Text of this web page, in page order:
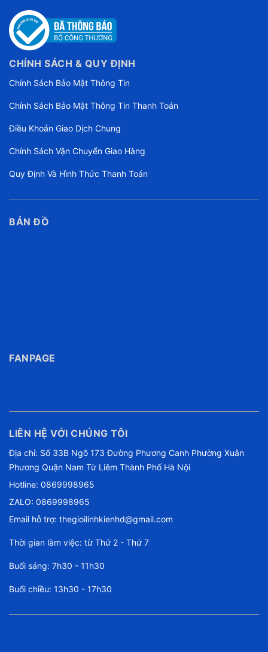
CHÍNH SÁCH & QUY ĐỊNH
Chính Sách Bảo Mật Thông Tin
Chính Sách Bảo Mật Thông Tin Thanh Toán
Điều Khoản Giao Dịch Chung
Chính Sách Vận Chuyển Giao Hàng
Quy Định Và Hình Thức Thanh Toán
BẢN ĐỒ
FANPAGE
LIÊN HỆ VỚI CHÚNG TÔI
Địa chỉ: Số 33B Ngõ 173 Đường Phương Canh Phường Xuân
Phương Quận Nam Từ Liêm Thành Phố Hà Nội
Hotline: 0869998965
ZALO: 0869998965
Email hỗ trợ: thegioilinhkienhd@gmail.com
Thời gian làm việc: từ Thứ 2 - Thứ 7
Buổi sáng: 7h30 - 11h30
Buổi chiều: 13h30 - 17h30